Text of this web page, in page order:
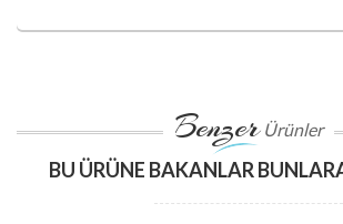
Benzer Ürünler
BU ÜRÜNE BAKANLAR